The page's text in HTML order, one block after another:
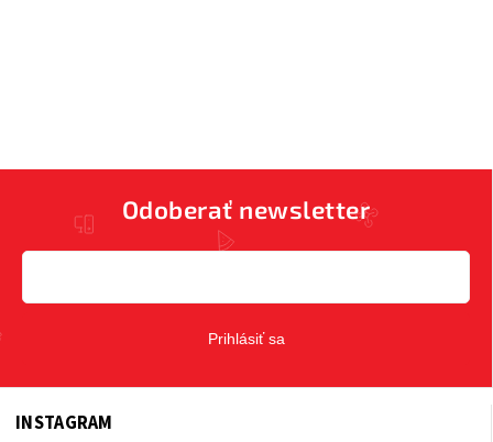
Odoberať newsletter
Prihlásiť sa
INSTAGRAM